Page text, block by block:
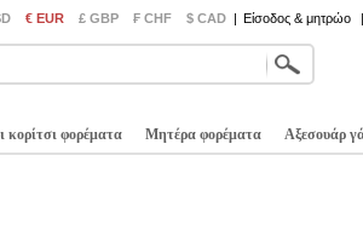
€ EUR £ GBP ₣ CHF $ CAD | Είσοδος & μητρώο |
κορίτσι φορέματα Μητέρα φορέματα Αξεσουάρ